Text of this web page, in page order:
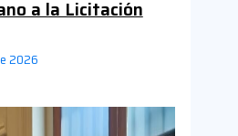
a la Licitación
2026